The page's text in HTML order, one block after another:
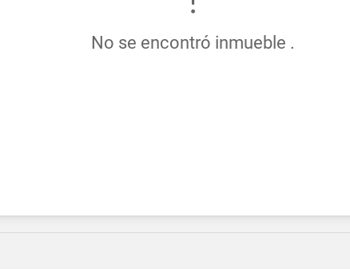
No se encontró inmueble .